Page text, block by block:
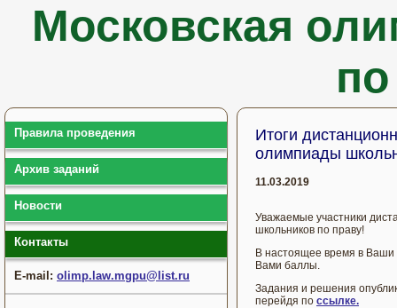
Московская
Правила проведения
Архив заданий
Новости
Контакты
E-mail: olimp.law.mgpu@list.ru
Итоги
олимпиады
11.03.2019
Уважаемые участники
школьников по праву!
В настоящее время в
Вами баллы.
Задания и решения
перейдя по ссылке.